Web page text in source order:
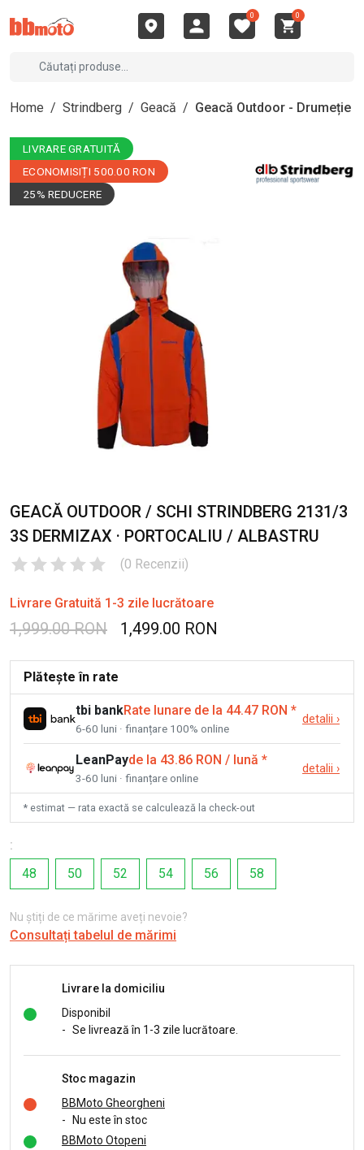
0 0
Home / Strindberg / Geacă / Geacă Outdoor - Drumeție
LIVRARE GRATUITĂ
ECONOMISIȚI 500.00 RON
25% REDUCERE
GEACĂ OUTDOOR / SCHI STRINDBERG 2131/3
3S DERMIZAX · PORTOCALIU / ALBASTRU
(0 Recenzii)
Livrare Gratuită 1-3 zile lucrătoare
1,999.00 RON 1,499.00 RON
Plătește în rate
tbi bankRate lunare de la 44.47 RON *
6-60 luni · finanțare 100% online
detalii ›
LeanPayde la 43.86 RON / lună *
3-60 luni · finanțare online
detalii ›
* estimat — rata exactă se calculează la check-out
:
48
50 52 54 56 58
Nu știți de ce mărime aveți nevoie?
Consultați tabelul de mărimi
Livrare la domiciliu
Disponibil
- Se livrează în 1-3 zile lucrătoare.
Stoc magazin
BBMoto Gheorgheni
-
Nu este în stoc
BBMoto Otopeni